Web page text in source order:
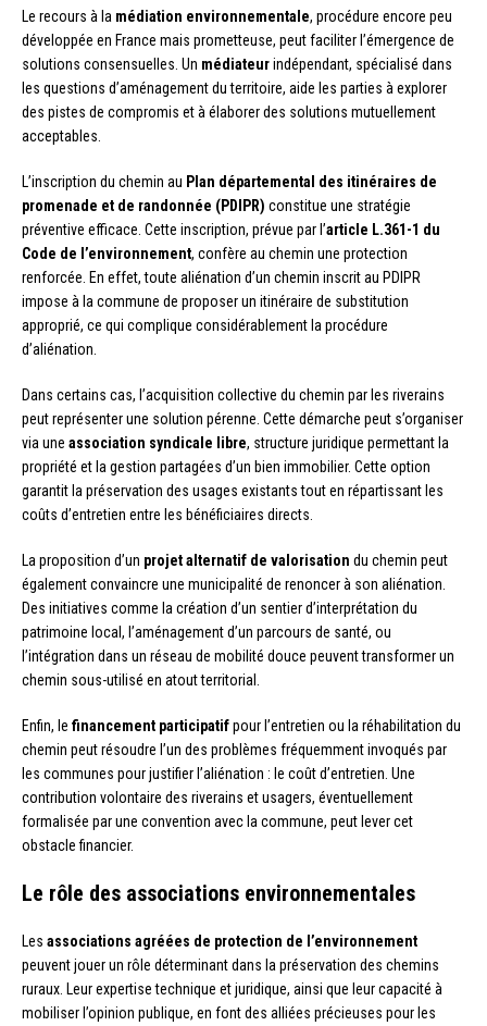
Le recours à la médiation environnementale, procédure encore peu
développée en France mais prometteuse, peut faciliter l’émergence de
solutions consensuelles. Un médiateurindépendant, spécialisé dans
les questions d’aménagement du territoire, aide les parties à explorer
des pistes de compromis et à élaborer des solutions mutuellement
acceptables.
L’inscription du chemin au Plan départemental des itinéraires de
promenade et de randonnée (PDIPR) constitue une stratégie
préventive efficace. Cette inscription, prévue par l’article L.361-1 du
Code de l’environnement, confère au chemin une protection
renforcée. En effet, toute aliénation d’un chemin inscrit au PDIPR
impose à la commune de proposer un itinéraire de substitution
approprié, ce qui complique considérablement la procédure
d’aliénation.
Dans certains cas, l’acquisition collective du chemin par les riverains
peut représenter une solution pérenne. Cette démarche peut s’organiser
via une association syndicale libre, structure juridique permettant la
propriété et la gestion partagées d’un bien immobilier. Cette option
garantit la préservation des usages existants tout en répartissant les
coûts d’entretien entre les bénéficiaires directs.
La proposition d’un projet alternatif de valorisation du chemin peut
également convaincre une municipalité de renoncer à son aliénation.
Des initiatives comme la création d’un sentier d’interprétation du
patrimoine local, l’aménagement d’un parcours de santé, ou
l’intégration dans un réseau de mobilité douce peuvent transformer un
chemin sous-utilisé en atout territorial.
Enfin, le financement participatifpour l’entretien ou la réhabilitation du
chemin peut résoudre l’un des problèmes fréquemment invoqués par
les communes pour justifier l’aliénation : le coût d’entretien. Une
contribution volontaire des riverains et usagers, éventuellement
formalisée par une convention avec la commune, peut lever cet
obstacle financier.
Le rôle des associations environnementales
Les associations agréées de protection de l’environnement
peuvent jouer un rôle déterminant dans la préservation des chemins
ruraux. Leur expertise technique et juridique, ainsi que leur capacité à
mobiliser l’opinion publique, en font des alliées précieuses pour les